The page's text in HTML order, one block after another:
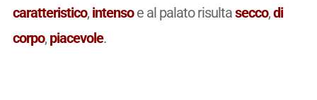
caratteristico, intensoe al palato risultasecco,di
corpo, piacevole.